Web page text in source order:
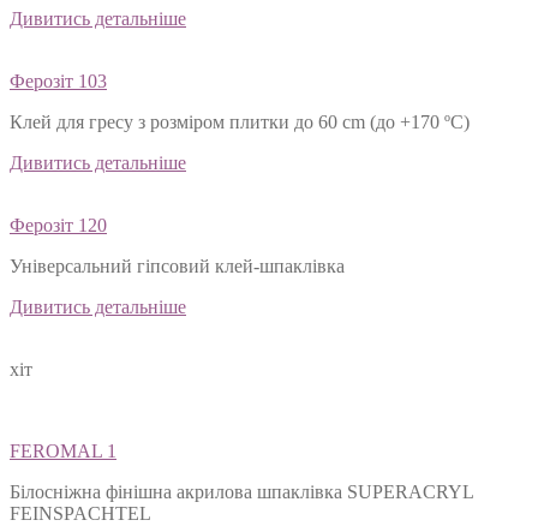
Дивитись детальніше
Ферозіт 103
Клей для гресу з розміром плитки до 60 cm (до +170 ºС)
Дивитись детальніше
Ферозіт 120
Універсальний гіпсовий клей-шпаклівка
Дивитись детальніше
хіт
FEROMAL 1
Білосніжна фінішна акрилова шпаклівка SUPERACRYL
FEINSPACHTEL